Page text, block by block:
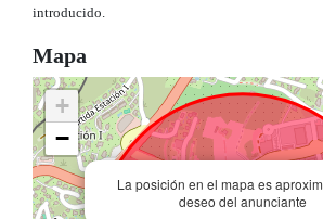
introducido.
Mapa
La posición en el mapa es
deseo del anunciante
+
−